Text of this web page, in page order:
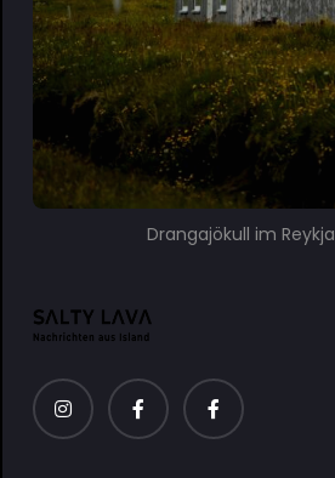
Drangajökull im